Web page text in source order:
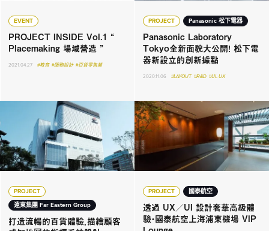
EVENT
PROJECT INSIDE Vol.1 “
Placemaking 場域營造 ”
2021.04.27 #教育 #服務設計 #百貨零售業
PROJECT Panasonic 松下電器
Panasonic Laboratory
Tokyo全新面貌大公開！ 松下電
器新設立的創新據點
2020.11.06 #LAYOUT #R&D #UI．UX
PROJECT
遠東集團 Far Eastern Group
打造流暢的百貨體驗，描繪顧客
PROJECT 國泰航空
透過 UX／UI 設計奢華高級體
驗・國泰航空上海浦東機場 VIP